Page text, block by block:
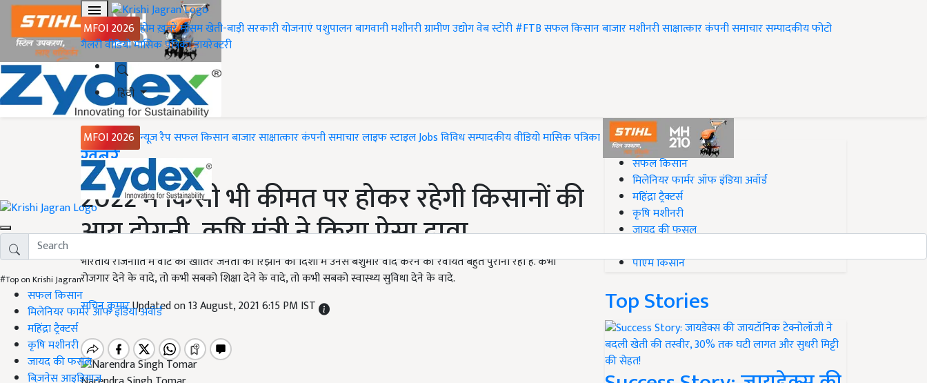
MFOI 2026 होमख़बरेंमौसमखेती-बाड़ीसरकारी योजनाएंपशुपालनबागवानीमशीनरीग्रामीण उद्योगवेब स्टोरी#FTBसफल किसानबाजारमशीनरीसाक्षात्कारकंपनी समाचारसम्पादकीयफोटो
गैलरीवीडियोमासिक पत्रिकाडायरेक्टरी
हिंदी
MFOI 2026 न्यूज़ रैपसफल किसानबाजारसाक्षात्कारकंपनी समाचारलाइफ स्टाइलJobsविविधसम्पादकीयवीडियोमासिक पत्रिका
#Top on Krishi Jagran
सफल किसान
मिलेनियर फार्मर ऑफ इंडिया अवॉर्ड
महिंद्रा ट्रैक्टर्स
कृषि मशीनरी
जायद की फसल
बिज़नेस आइडियाज
Home
ख़बरें
2022 में किसी भी कीमत पर होकर रहेगी किसानों की
आय दोगुनी, कृषि मंत्री ने किया ऐसा दावा
भारतीय राजनीति में वोट की खातिर जनता को रिझाने की दिशा में उनसे बेशुमार वादे करने की रवायत बहुत पुरानी रही है. कभी
रोजगार देने के वादे, तो कभी सबको शिक्षा देने के वादे, तो कभी सबको स्वास्थ्य सुविधा देने के वादे.
सचिन कुमारUpdated on 13 August, 2021 6:15 PM IST
#Top on Krishi Jagran
सफल किसान
मिलेनियर फार्मर ऑफ इंडिया अवॉर्ड
महिंद्रा ट्रैक्टर्स
कृषि मशीनरी
जायद की फसल
पीएम किसान
Top Stories